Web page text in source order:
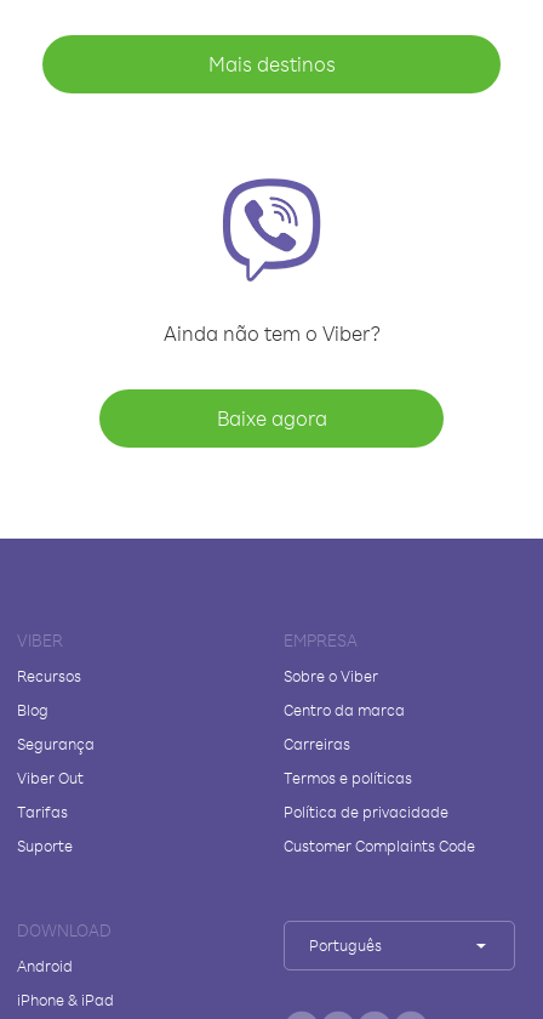
Mais destinos
Ainda não tem o Viber?
Baixe agora
VIBER
Recursos
Blog
Segurança
Viber Out
Tarifas
Suporte
EMPRESA
Sobre o Viber
Centro da marca
Carreiras
Termos e políticas
Política de privacidade
Customer Complaints Code
DOWNLOAD
Android
iPhone & iPad
Português